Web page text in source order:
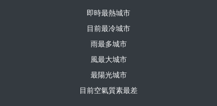
即時最熱城市
目前最冷城市
雨最多城市
風最大城市
最陽光城市
目前空氣質素最差